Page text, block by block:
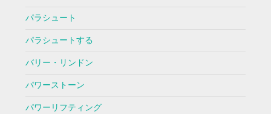
パラシュート
パラシュートする
バリー・リンドン
パワーストーン
パワーリフティング